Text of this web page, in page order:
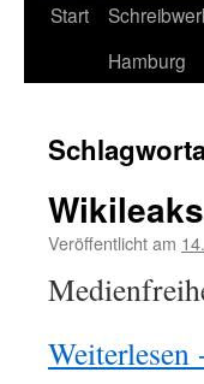
Start
Hamburg
Veröffentlicht am
Weiterlesen